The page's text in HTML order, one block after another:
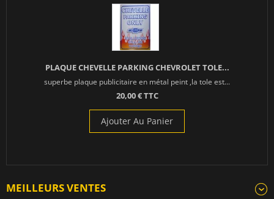
PLAQUE CHEVELLE PARKING CHEVROLET TOLE...
superbe plaque publicitaire en métal peint ,la tole est...
20,00 € TTC
Ajouter Au Panier
MEILLEURS VENTES